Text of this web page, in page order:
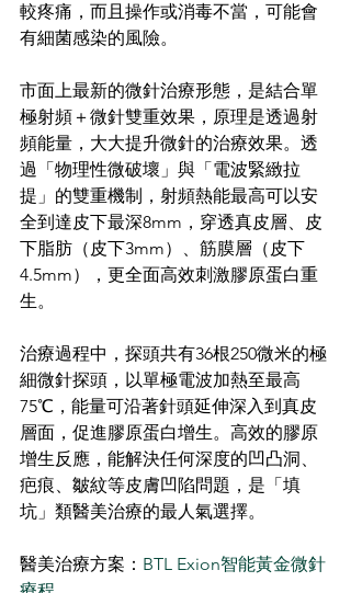
較疼痛，而且操作或消毒不當，可能會
有細菌感染的風險。
市面上最新的微針治療形態，是結合單
極射頻＋微針雙重效果，原理是透過射
頻能量，大大提升微針的治療效果。透
過「物理性微破壞」與「電波緊緻拉
提」的雙重機制，射頻熱能最高可以安
全到達皮下最深8mm，穿透真皮層、皮
下脂肪（皮下3mm）、筋膜層（皮下
4.5mm），更全面高效刺激膠原蛋白重
生。
治療過程中，探頭共有36根250微米的極
細微針探頭，以單極電波加熱至最高
75℃，能量可沿著針頭延伸深入到真皮
層面，促進膠原蛋白增生。高效的膠原
增生反應，能解決任何深度的凹凸洞、
疤痕、皺紋等皮膚凹陷問題，是「填
坑」類醫美治療的最人氣選擇。
醫美治療方案： BTL Exion智能黃金微針​